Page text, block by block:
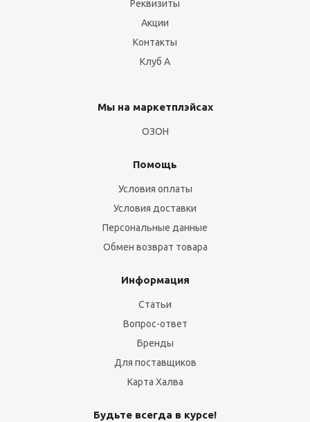
Реквизиты
Акции
Контакты
Клуб А
Мы на маркетплэйсах
ОЗОН
Помощь
Условия оплаты
Условия доставки
Персональные данные
Обмен возврат товара
Информация
Статьи
Вопрос-ответ
Бренды
Для поставщиков
Карта Халва
Будьте всегда в курсе!